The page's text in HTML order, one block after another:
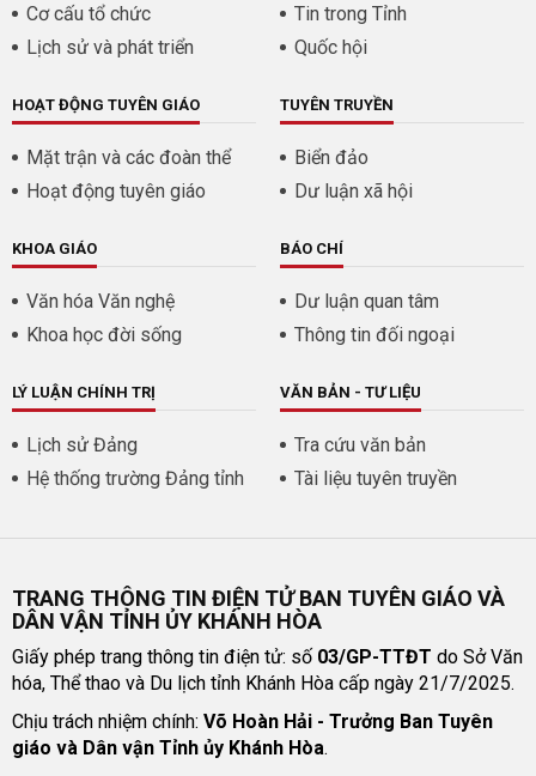
Cơ cấu tổ chức
Lịch sử và phát triển
Tin trong Tỉnh
Quốc hội
HOẠT ĐỘNG TUYÊN GIÁO
Mặt trận và các đoàn thể
Hoạt động tuyên giáo
TUYÊN TRUYỀN
Biển đảo
Dư luận xã hội
KHOA GIÁO
Văn hóa Văn nghệ
Khoa học đời sống
BÁO CHÍ
Dư luận quan tâm
Thông tin đối ngoại
LÝ LUẬN CHÍNH TRỊ
Lịch sử Đảng
Hệ thống trường Đảng tỉnh
VĂN BẢN - TƯ LIỆU
Tra cứu văn bản
Tài liệu tuyên truyền
TRANG THÔNG TIN ĐIỆN TỬ BAN TUYÊN GIÁO VÀ
DÂN VẬN TỈNH ỦY KHÁNH HÒA
Giấy phép trang thông tin điện tử: số 03/GP-TTĐT do Sở Văn
hóa, Thể thao và Du lịch tỉnh Khánh Hòa cấp ngày 21/7/2025.
Chịu trách nhiệm chính: Võ Hoàn Hải - Trưởng Ban Tuyên
giáo và Dân vận Tỉnh ủy Khánh Hòa.